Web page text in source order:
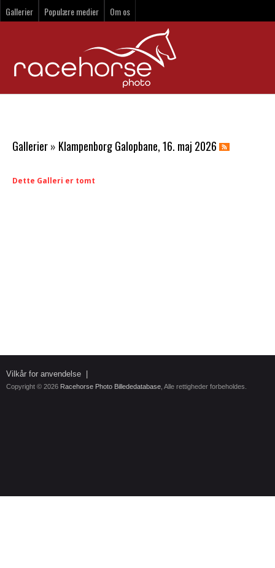
Gallerier Populære medier Om os
Gallerier» Klampenborg Galopbane, 16. maj 2026
Dette Galleri er tomt
Vilkår for anvendelse
Copyright © 2026 Racehorse Photo Billededatabase , Alle rettigheder forbeholdes.